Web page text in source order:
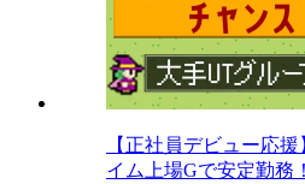
【正社員デビュー応
イム上場Gで安定勤務